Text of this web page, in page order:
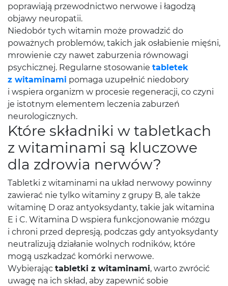
poprawiają przewodnictwo nerwowe i łagodzą
objawy neuropatii.
Niedobór tych witamin może prowadzić do
poważnych problemów, takich jak osłabienie mięśni,
mrowienie czy nawet zaburzenia równowagi
psychicznej. Regularne stosowanie tabletek
z witaminami pomaga uzupełnić niedobory
i wspiera organizm w procesie regeneracji, co czyni
je istotnym elementem leczenia zaburzeń
neurologicznych.
Które składniki w tabletkach
z witaminami są kluczowe
dla zdrowia nerwów?
Tabletki z witaminami na układ nerwowy powinny
zawierać nie tylko witaminy z grupy B, ale także
witaminę D oraz antyoksydanty, takie jak witamina
E i C. Witamina D wspiera funkcjonowanie mózgu
i chroni przed depresją, podczas gdy antyoksydanty
neutralizują działanie wolnych rodników, które
mogą uszkadzać komórki nerwowe.
Wybierając tabletki z witaminami, warto zwrócić
uwagę na ich skład, aby zapewnić sobie